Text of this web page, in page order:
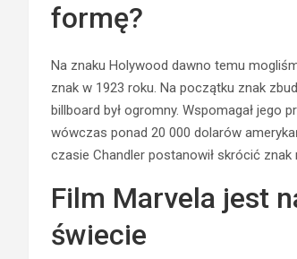
formę?
Na znaku Holywood dawno temu
znak w 1923 roku. Na początku znak
billboard był ogromny. Wspomagał jego
wówczas ponad 20 000 dolarów
czasie Chandler postanowił skrócić
Film Marvela jest
świecie